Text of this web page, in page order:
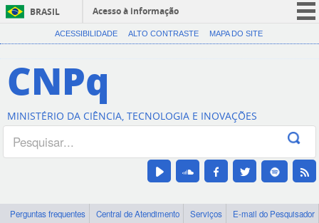
BRASIL
Acesso à informação
CORONAVÍRUS (COVID-19)
Canais
ACESSIBILIDADE ALTO CONTRASTE MAPA DO SITE
CNPq
MINISTÉRIO DA CIÊNCIA, TECNOLOGIA E INOVAÇÕES
Perguntas frequentes Central de Atendimento Serviços
E-mail do Pesquisador